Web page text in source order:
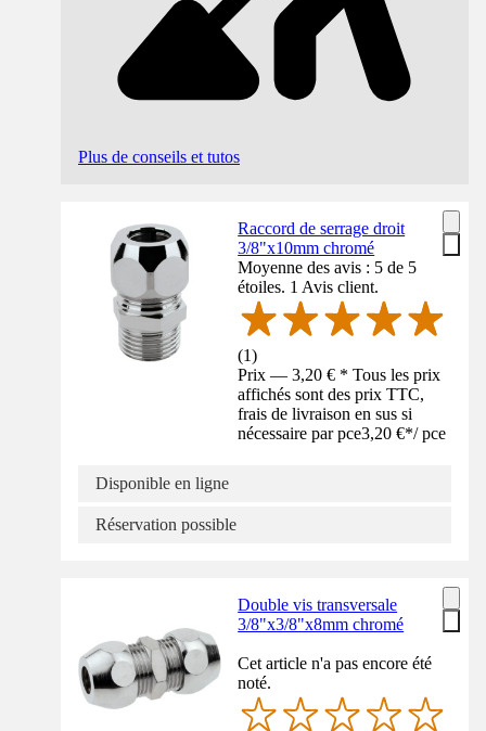
Plus de conseils et tutos
Raccord de serrage droit
3/8"x10mm chromé
Moyenne des avis : 5 de 5
étoiles. 1 Avis client.
(1)
Prix — 3,20 € * Tous les prix
affichés sont des prix TTC,
frais de livraison en sus si
nécessaire par pce3,20 €*/ pce
Disponible en ligne
Réservation possible
Double vis transversale
3/8"x3/8"x8mm chromé
Cet article n'a pas encore été
noté.